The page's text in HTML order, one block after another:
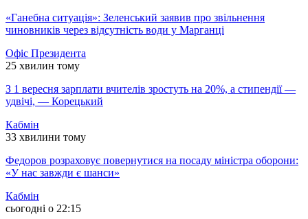
«Ганебна ситуація»: Зеленський заявив про звільнення
чиновників через відсутність води у Марганці
Офіс Президента
25 хвилин тому
З 1 вересня зарплати вчителів зростуть на 20%, а стипендії —
удвічі, — Корецький
Кабмін
33 хвилини тому
Федоров розраховує повернутися на посаду міністра оборони:
«У нас завжди є шанси»
Кабмін
сьогодні о 22:15